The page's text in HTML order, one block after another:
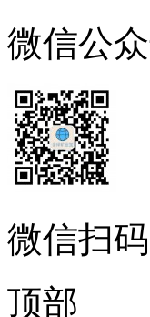
微信公
微信扫
顶部